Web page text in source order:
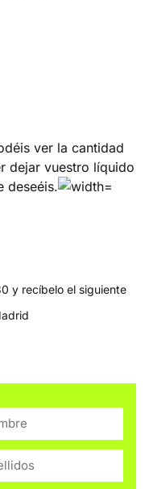
ver la cantidad
dejar vuestro líquido
deseéis.
y recíbelo el siguiente